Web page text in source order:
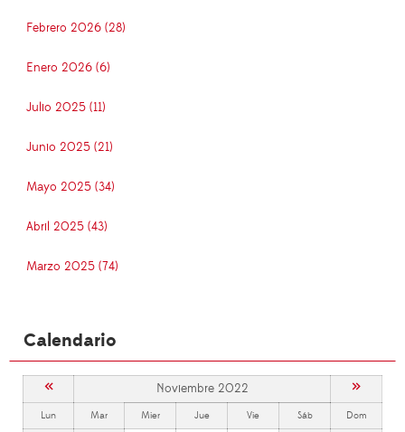
Febrero 2026 (28)
Enero 2026 (6)
Julio 2025 (11)
Junio 2025 (21)
Mayo 2025 (34)
Abril 2025 (43)
Marzo 2025 (74)
Calendario
« Noviembre 2022 »
Lun Mar Mier Jue Vie Sáb Dom